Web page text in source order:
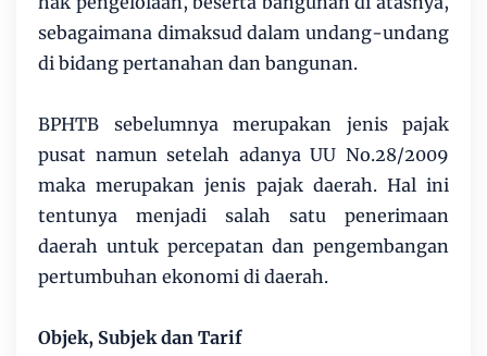
sebagaimana dimaksud dalam undang-undang
di bidang pertanahan dan bangunan.
BPHTB sebelumnya merupakan jenis pajak
pusat namun setelah adanya UU No.28/2009
maka merupakan jenis pajak daerah. Hal ini
tentunya menjadi salah satu penerimaan
daerah untuk percepatan dan pengembangan
pertumbuhan ekonomi di daerah.
Objek, Subjek dan Tarif